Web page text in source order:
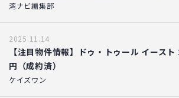
湾ナビ編集部
2025.11.14
【注目物件情報】ドゥ・トゥール イー
円（成約済）
ケイズワン